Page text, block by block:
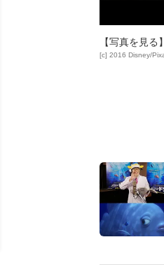
【写真を見
[c] 2016 Disney/